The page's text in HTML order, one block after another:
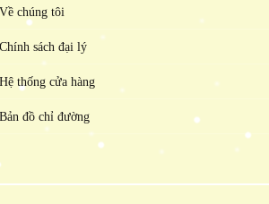
Về chúng tôi
Chính sách đại lý
Hệ thống cửa hàng
Bản đồ chỉ đường